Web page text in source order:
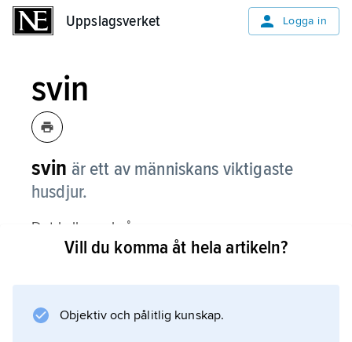
Uppslagsverket Logga in
svin
svin är ett av människans viktigaste
husdjur.
Det kallas också
1800-talet fanns det svin på vissa håll i
Vill du komma åt hela artikeln?
Objektiv och pålitlig kunskap.